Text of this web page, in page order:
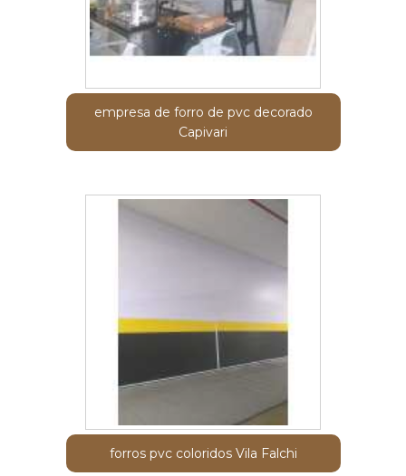
empresa de forro de pvc decorado
Capivari
forros pvc coloridos Vila Falchi